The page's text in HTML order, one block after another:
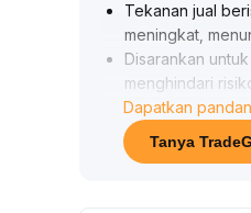
Tekanan jual
meningkat,
Disarankan
menghindari
peluang
Dapatkan
Tanya